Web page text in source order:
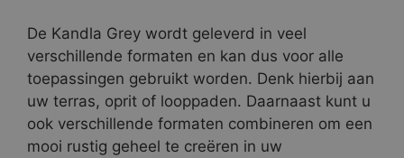
De Kandla Grey wordt geleverd in veel
verschillende formaten en kan dus voor alle
toepassingen gebruikt worden. Denk hierbij aan
uw terras, oprit of looppaden. Daarnaast kunt u
ook verschillende formaten combineren om een
mooi rustig geheel te creëren in uw